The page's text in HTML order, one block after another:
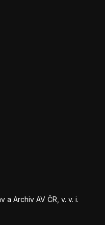
Archiv AV ČR, v. v. i.